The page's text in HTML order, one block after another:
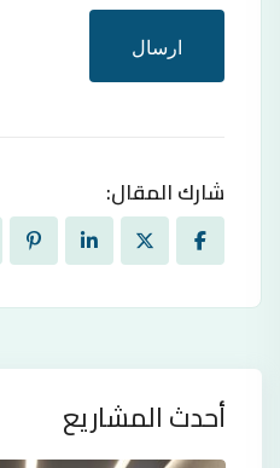
ارسال
شارك المقال:
أحدث المشاريع